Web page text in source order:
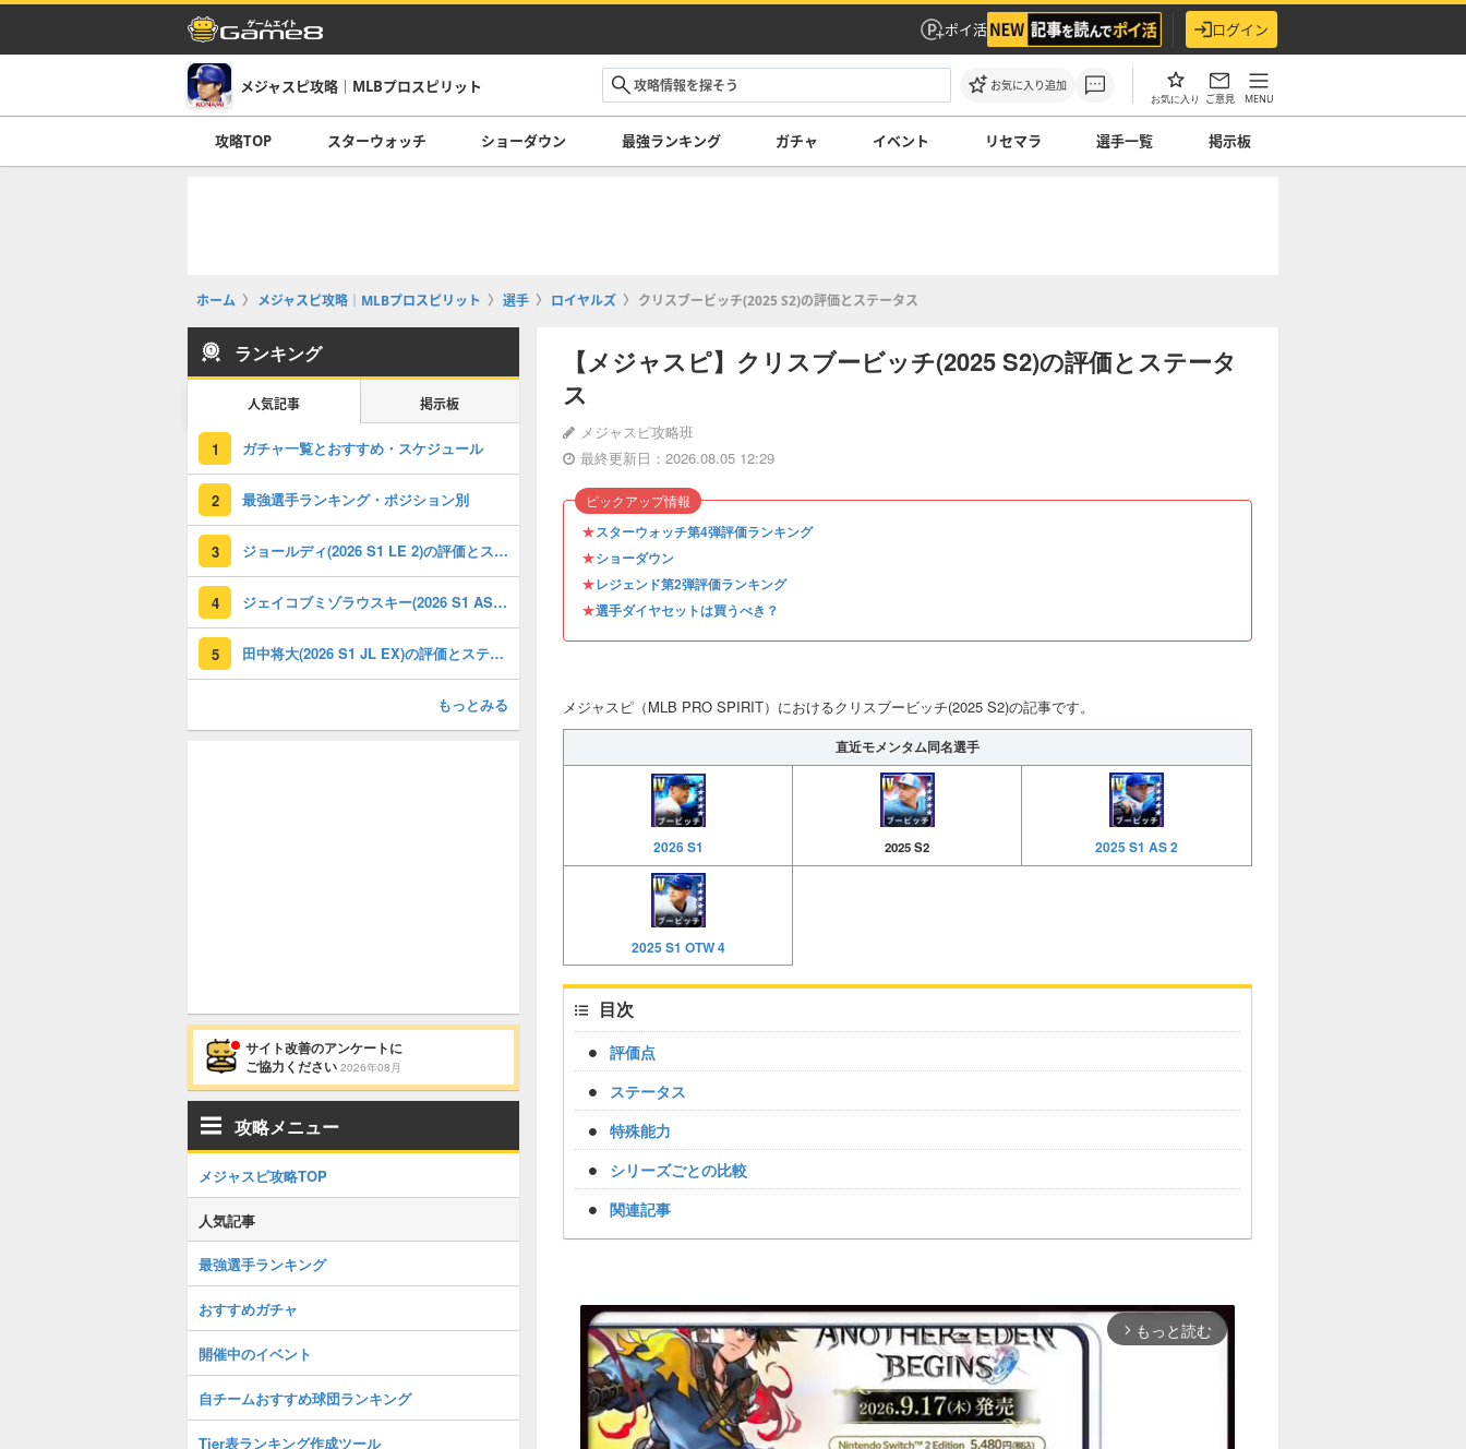
ポイ活 ログイン
メジャスピ攻略｜MLBプロスピリット お気に入り追加
お気に入り ご意見 MENU
攻略TOP スターウォッチ ショーダウン 最強ランキング ガチャ イベント リセマラ 選手一覧 掲示板
ホーム メジャスピ攻略｜MLBプロスピリット 選手 ロイヤルズ クリスブービッチ(2025 S2)の評価とステータス
【メジャスピ】クリスブービッチ(2025 S2)の評価とステータ
ス
メジャスピ攻略班
最終更新日：2026.08.05 12:29
★スターウォッチ第4弾評価ランキング
★ショーダウン
★レジェンド第2弾評価ランキング
★選手ダイヤセットは買うべき？
ピックアップ情報
メジャスピ（MLB PRO SPIRIT）におけるクリスブービッチ(2025 S2)の記事です。
直近モメンタム同名選手
2026 S1 2025 S2 2025 S1 AS 2
2025 S1 OTW 4
目次
評価点
ステータス
特殊能力
シリーズごとの比較
関連記事
arrow_forward_ios もっと読む
ランキング
人気記事 掲示板
1 ガチャ一覧とおすすめ・スケジュール
2 最強選手ランキング・ポジション別
3 ジョールディ(2026 S1 LE 2)の評価とステータス
4 ジェイコブミゾラウスキー(2026 S1 AS 1)の評価とステータス
5 田中将大(2026 S1 JL EX)の評価とステータス
もっとみる
サイト改善のアンケートに
ご協力ください 2026年08月
攻略メニュー
メジャスピ攻略TOP
人気記事
最強選手ランキング
おすすめガチャ
開催中のイベント
自チームおすすめ球団ランキング
Tier表ランキング作成ツール